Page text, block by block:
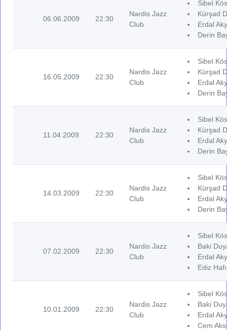
06.06.2009 22:30
Nardis Jazz
Club
Sibel
Kürşad
Erdal
Derin
16.05.2009 22:30
Nardis Jazz
Club
Sibel
Kürşad
Erdal
Derin
11.04.2009 22:30
Nardis Jazz
Club
Sibel
Kürşad
Erdal
Derin
14.03.2009 22:30
Nardis Jazz
Club
Sibel
Kürşad
Erdal
Derin
07.02.2009 22:30
Nardis Jazz
Club
Sibel
Baki
Erdal
Ediz
10.01.2009 22:30
Nardis Jazz
Club
Sibel
Baki
Erdal
Cem